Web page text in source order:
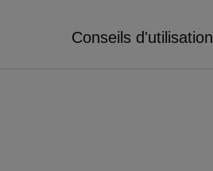
Conseils d'utilisation